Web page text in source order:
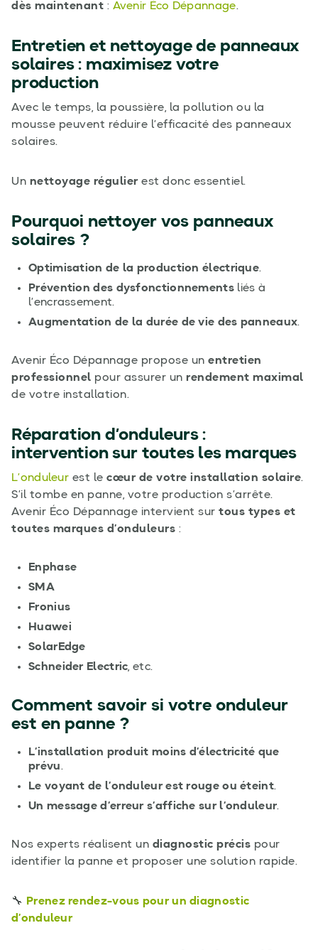
dès maintenant : Avenir Éco Dépannage.
Entretien et nettoyage de panneaux
solaires : maximisez votre
production
Avec le temps, la poussière, la pollution ou la
mousse peuvent réduire l’efficacité des panneaux
solaires.
Un nettoyage régulier est donc essentiel.
Pourquoi nettoyer vos panneaux
solaires ?
Optimisation de la production électrique.
Prévention des dysfonctionnementsliés à
l’encrassement.
Augmentation de la durée de vie des panneaux.
Avenir Éco Dépannage propose un entretien
professionnel pour assurer un rendement maximal
de votre installation.
Réparation d’onduleurs :
intervention sur toutes les marques
L’onduleur est le cœur de votre installation solaire.
S’il tombe en panne, votre production s’arrête.
Avenir Éco Dépannage intervient sur tous types et
toutes marques d’onduleurs :
Enphase
SMA
Fronius
Huawei
SolarEdge
Schneider Electric, etc.
Comment savoir si votre onduleur
est en panne ?
L’installation produit moins d’électricité que
prévu.
Le voyant de l’onduleur est rouge ou éteint.
Un message d’erreur s’affiche sur l’onduleur.
Nos experts réalisent un diagnostic précis pour
identifier la panne et proposer une solution rapide.
🔧
Prenez rendez-vous pour un diagnostic
d’onduleur